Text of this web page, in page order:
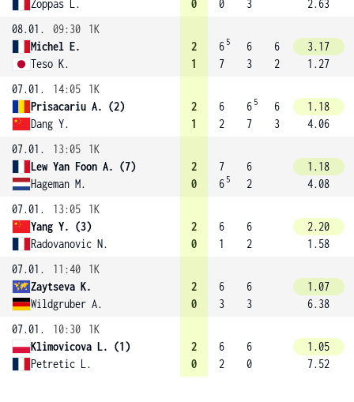
Zoppas L. 0 0 3
2.63
08.01.
09:30
1K
Michel E.
Teso K.
2
1
6 5
7
6
3
6
2
3.17
1.27
07.01.
14:05
1K
Prisacariu A. (2)
Dang Y.
2
1
6
2
6 5
7
6
3
1.18
4.06
07.01.
13:05
1K
Lew Yan Foon A. (7)
Hageman M.
2
0
7
6 5
6
2
1.18
4.08
07.01.
13:05
1K
Yang Y. (3)
Radovanovic N.
2
0
6
1
6
2
2.20
1.58
07.01.
11:40
1K
Zaytseva K.
Wildgruber A.
2
0
6
3
6
3
1.07
6.38
07.01.
10:30
1K
Klimovicova L. (1)
Petretic L.
2
0
6
2
6
0
1.05
7.52